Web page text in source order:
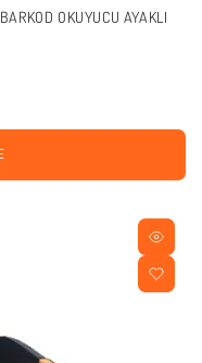
OKUYUCU AYAKLI